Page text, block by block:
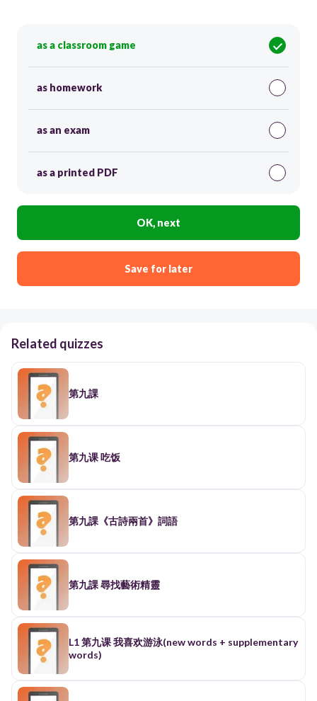
as a classroom game
as homework
as an exam
as a printed PDF
OK, next
Save for later
Related quizzes
第九課
第九课 吃饭
第九課《古詩兩首》詞語
第九課 尋找藝術精靈
L1 第九课 我喜欢游泳(new words + supplementary
words)